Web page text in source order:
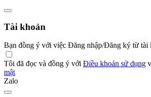
Tài khoản
Bạn đồng ý với việc Đăng nhập/Đăng ký từ tài
Tôi đã đọc và đồng ý với Điều khoản sử dụng
mật
Zalo